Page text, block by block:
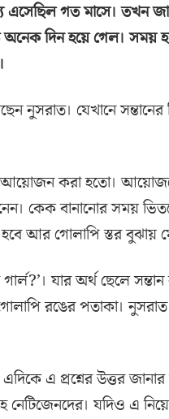
এসেছিল গত মাসে। তখন
অনেক দিন হয়ে গেল। সময়
নুসরাত। যেখানে সন্তানের
আয়োজন করা হতো।
কেক বানানোর সময়
আর গোলাপি স্তর বুঝায়
যার অর্থ ছেলে সন্তান
রঙের পতাকা।
এ প্রশ্নের উত্তর
নেটিজেনদের। যদিও এ